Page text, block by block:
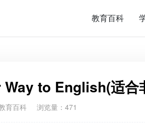
教育百科
to English(适合
育百科 浏览量：471